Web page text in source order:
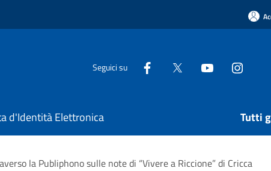
Seguici su
d'Identità Elettronica Tutti
la Publiphono sulle note di “Vivere a Riccione” di Cricca